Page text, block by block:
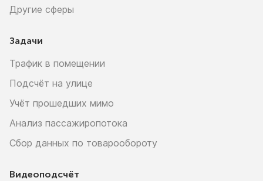
Другие сферы
Задачи
Трафик в помещении
Подсчёт на улице
Учёт прошедших мимо
Анализ пассажиропотока
Сбор данных по товарообороту
Видеоподсчёт